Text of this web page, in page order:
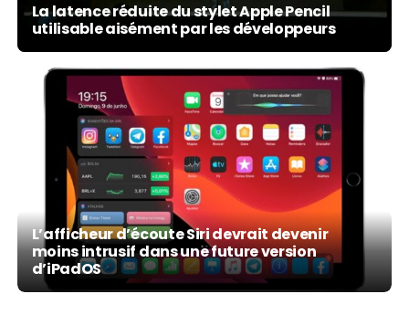
La latence réduite du stylet Apple Pencil
utilisable aisément par les développeurs
L’afficheur d’écoute Siri devrait devenir
moins intrusif dans une future version
d’iPadOS